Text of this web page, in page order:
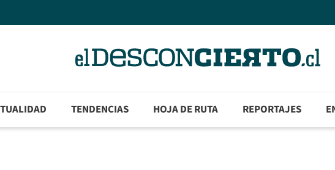
TENDENCIAS HOJA DE RUTA REPORTAJES